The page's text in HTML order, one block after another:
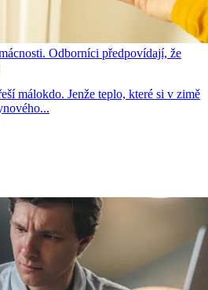
Odborníci předpovídají, že
málokdo. Jenže teplo, které si v zimě